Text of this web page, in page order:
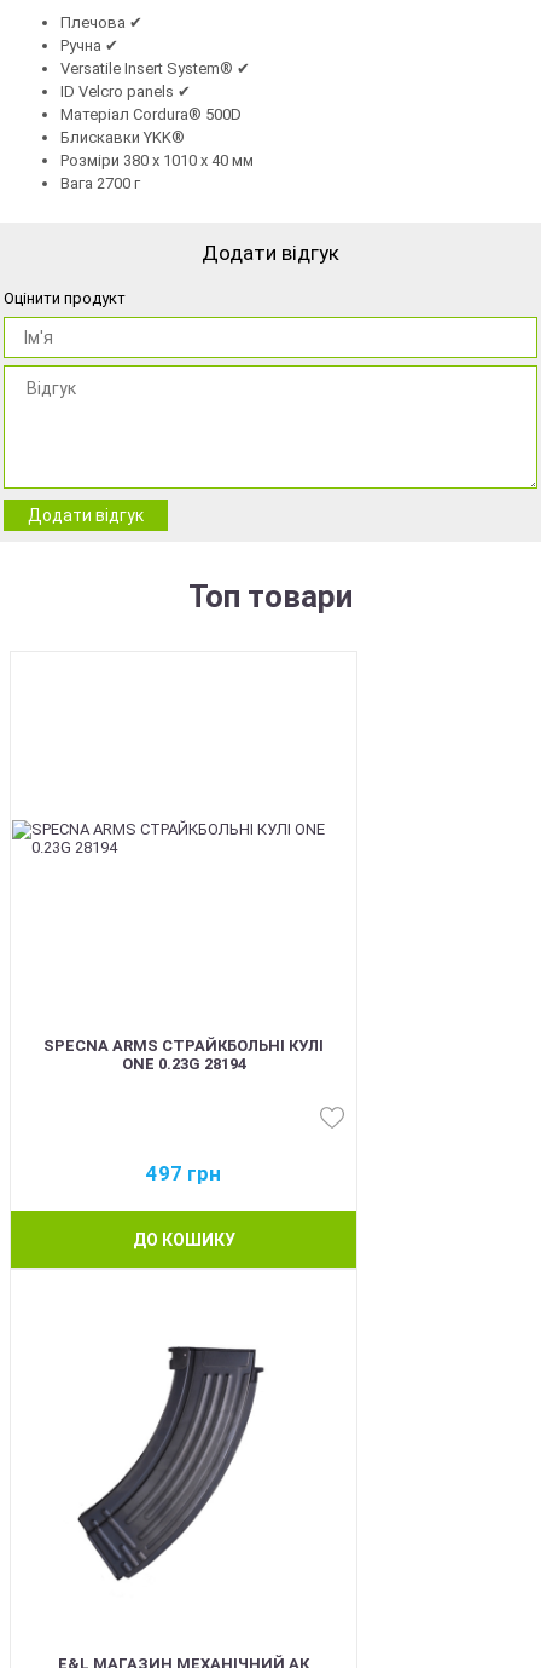
Плечова ✔
Ручна ✔
Versatile Insert System® ✔
ID Velcro panels ✔
Матеріал Cordura® 500D
Блискавки YKK®
Розміри 380 x 1010 x 40 мм
Вага 2700 г
Додати відгук
Оцінити продукт
Додати відгук
Топ товари
SPECNA ARMS СТРАЙКБОЛЬНІ КУЛІ
ONE 0.23G 28194
497 грн
ДО КОШИКУ
E&L МАГАЗИН МЕХАНІЧНИЙ АК